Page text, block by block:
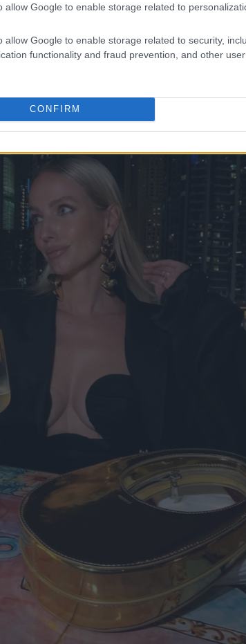
allow Google to enable storage related to
allow Google to enable storage related to security,
functionality and fraud prevention, and other user
CONFIRM